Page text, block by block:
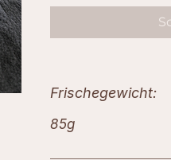
Frischegewicht:
85g